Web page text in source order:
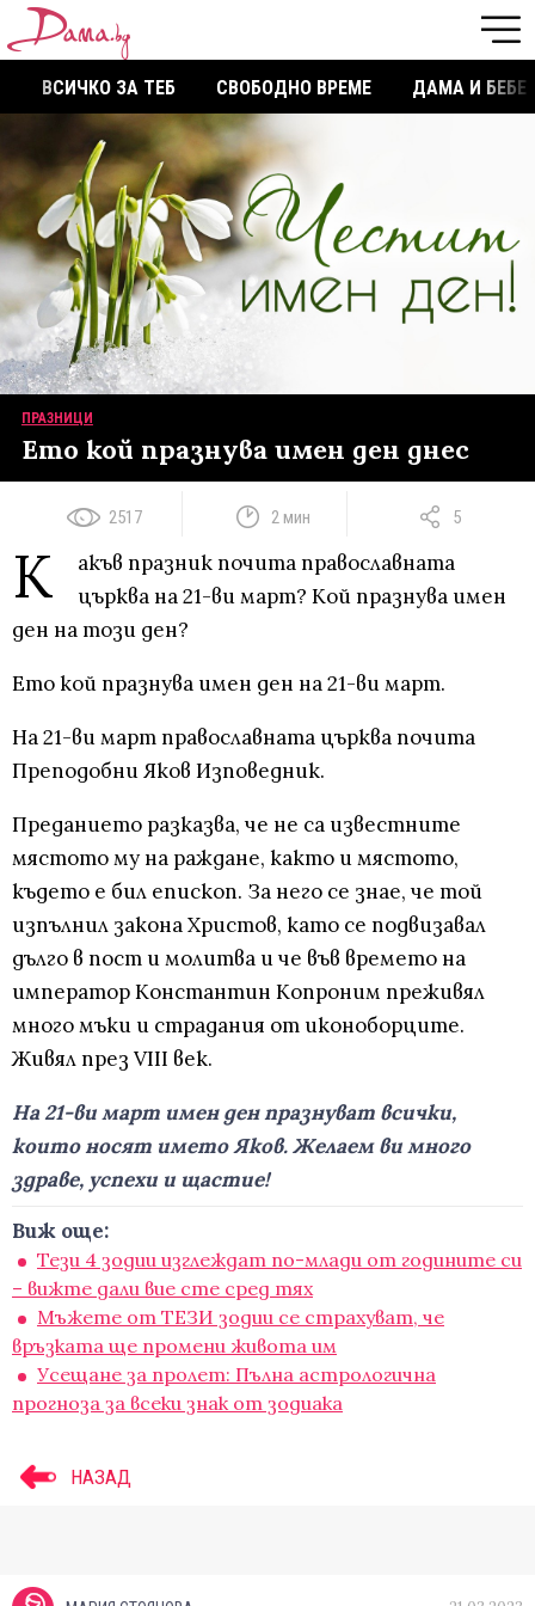
ВСИЧКО ЗА ТЕБ СВОБОДНО ВРЕМЕ ДАМА И БЕБЕ
ПРАЗНИЦИ
Ето кой празнува имен ден днес
2517 2 мин 5
К
акъв празник почита православната
църква на 21-ви март? Кой празнува имен
ден на този ден?
Ето кой празнува имен ден на 21-ви март.
На 21-ви март православната църква почита
Преподобни Яков Изповедник.
Преданието разказва, че не са известните
мястото му на раждане, както и мястото,
където е бил епископ. За него се знае, че той
изпълнил закона Христов, като се подвизавал
дълго в пост и молитва и че във времето на
император Константин Копроним преживял
много мъки и страдания от иконоборците.
Живял през VIII век.
На 21-ви март имен ден празнуват всички,
които носят името Яков. Желаем ви много
здраве, успехи и щастие!
Виж още:
Тези 4 зодии изглеждат по-млади от годините си
– вижте дали вие сте сред тях
Мъжете от ТЕЗИ зодии се страхуват, че
връзката ще промени живота им
Усещане за пролет: Пълна астрологична
прогноза за всеки знак от зодиака
НАЗАД